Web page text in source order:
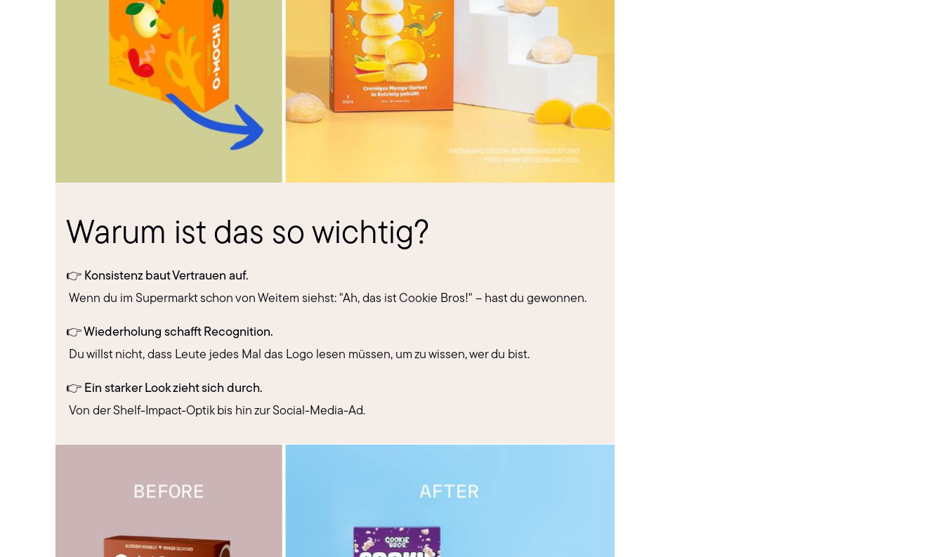
Warum ist das so wichtig?
👉 Konsistenz baut Vertrauen auf.
Wenn du im Supermarkt schon von Weitem siehst: "Ah, das ist Cookie Bros!" – hast du gewonnen.
👉 Wiederholung schafft Recognition.
Du willst nicht, dass Leute jedes Mal das Logo lesen müssen, um zu wissen, wer du bist.
👉 Ein starker Look zieht sich durch.
Von der Shelf-Impact-Optik bis hin zur Social-Media-Ad.